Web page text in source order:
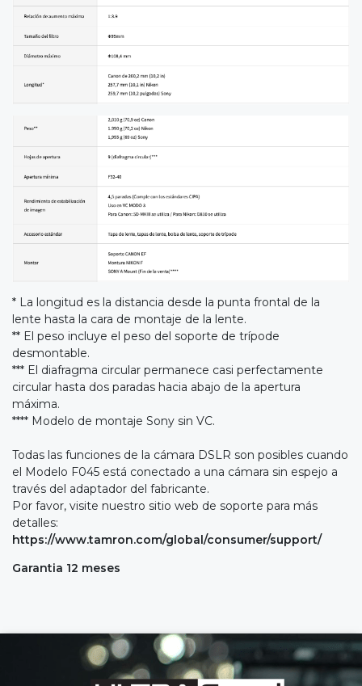
* La longitud es la distancia desde la punta frontal de la
lente hasta la cara de montaje de la lente.
** El peso incluye el peso del soporte de trípode
desmontable.
*** El diafragma circular permanece casi perfectamente
circular hasta dos paradas hacia abajo de la apertura
máxima.
**** Modelo de montaje Sony sin VC.
Todas las funciones de la cámara DSLR son posibles cuando
el Modelo F045 está conectado a una cámara sin espejo a
través del adaptador del fabricante.
Por favor, visite nuestro sitio web de soporte para más
detalles:
https://www.tamron.com/global/consumer/support/
Garantia 12 meses